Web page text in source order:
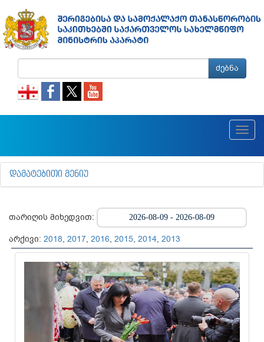
ძებნა
ᲓᲐᲛᲐᲢᲔᲑᲘᲗᲘ ᲛᲔᲜᲘᲣ
თარიღის მიხედვით:
არქივი: 2018, 2017, 2016, 2015, 2014, 2013